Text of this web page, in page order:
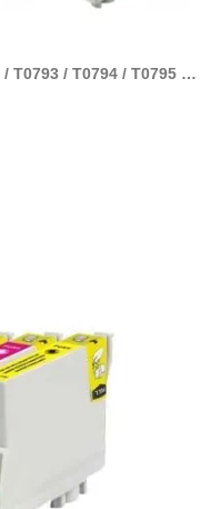
T0793 / T0794 / T0795 /
epson